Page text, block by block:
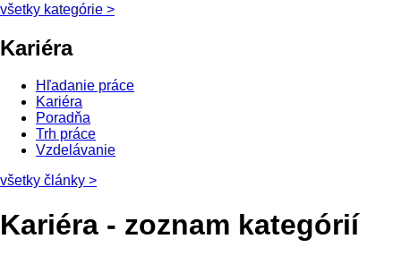
všetky kategórie >
Kariéra
Hľadanie práce
Kariéra
Poradňa
Trh práce
Vzdelávanie
všetky články >
Kariéra - zoznam kategórií